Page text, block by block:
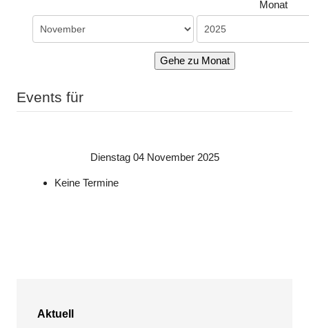
Monat
Gehe zu Monat
Events für
Dienstag 04 November 2025
Keine Termine
Aktuell